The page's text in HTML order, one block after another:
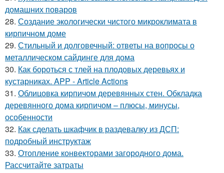
домашних поваров
28. Создание экологически чистого микроклимата в
кирпичном доме
29. Стильный и долговечный: ответы на вопросы о
металлическом сайдинге для дома
30. Как бороться с тлей на плодовых деревьях и
кустарниках. APP - Article Actions
31. Облицовка кирпичом деревянных стен. Обкладка
деревянного дома кирпичом – плюсы, минусы,
особенности
32. Как сделать шкафчик в раздевалку из ДСП:
подробный инструктаж
33. Отопление конвекторами загородного дома.
Рассчитайте затраты